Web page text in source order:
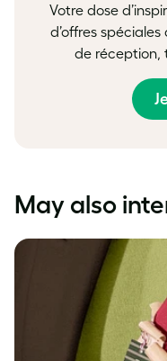
Votre dose
d’offres
de réception,
May also